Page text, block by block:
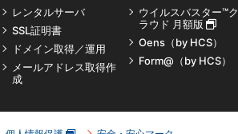
レンタルサーバ
SSL証明書
ドメイン取得／運用
メールアドレス取得作
成
ウイルスバスター™ク
ラウド 月額版
Oens（by HCS）
Form@（by HCS）